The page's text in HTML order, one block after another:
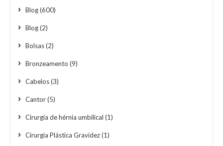
Blog(600)
Blog(2)
Bolsas(2)
Bronzeamento (9)
Cabelos(3)
Cantor(5)
Cirurgia de hérnia umbilical (1)
Cirurgia Plástica Gravidez(1)